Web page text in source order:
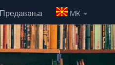
Предавања MK